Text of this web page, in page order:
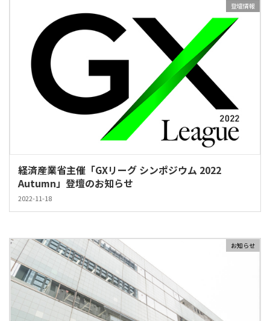
登壇情報
経済産業省主催「GXリーグ シンポジウム 2022
Autumn」登壇のお知らせ
2022-11-18
お知らせ